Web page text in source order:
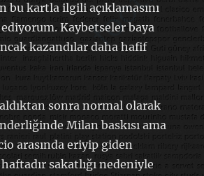
bu kartla ilgili açıklamasını
Kaybetseler baya
kazandılar daha hafif
sonra normal olarak
Milan baskısı ama
arasında eriyip giden
sakatlığı nedeniyle